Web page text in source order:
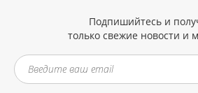
Подпишийтесь и
только свежие новости и